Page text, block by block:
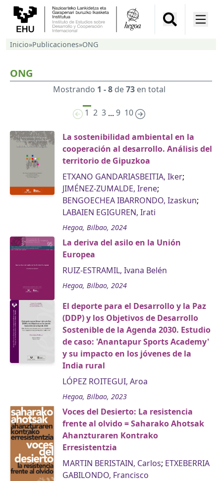
Inicio»Publicaciones»ONG
ONG
Mostrando 1 - 8de73en total
1 2 3 ... 9 10
La sostenibilidad ambiental en la
cooperación al desarrollo. Análisis del
territorio de Gipuzkoa
ETXANO GANDARIASBEITIA, Iker;
JIMÉNEZ-ZUMALDE, Irene;
BENGOECHEA IBARRONDO, Izaskun;
LABAIEN EGIGUREN, Irati
Hegoa, Bilbao, 2024
La deriva del asilo en la Unión
Europea
RUIZ-ESTRAMIL, Ivana Belén
Hegoa, Bilbao, 2024
El deporte para el Desarrollo y la Paz
(DDP) y los Objetivos de Desarrollo
Sostenible de la Agenda 2030. Estudio
de caso: 'Anantapur Sports Academy'
y su impacto en los jóvenes de la
India rural
LÓPEZ ROITEGUI, Aroa
Hegoa, Bilbao, 2023
Voces del Desierto: La resistencia
frente al olvido = Saharako Ahotsak
Ahanzturaren Kontrako
Erresistentzia
MARTIN BERISTAIN, Carlos; ETXEBERRIA
GABILONDO, Francisco